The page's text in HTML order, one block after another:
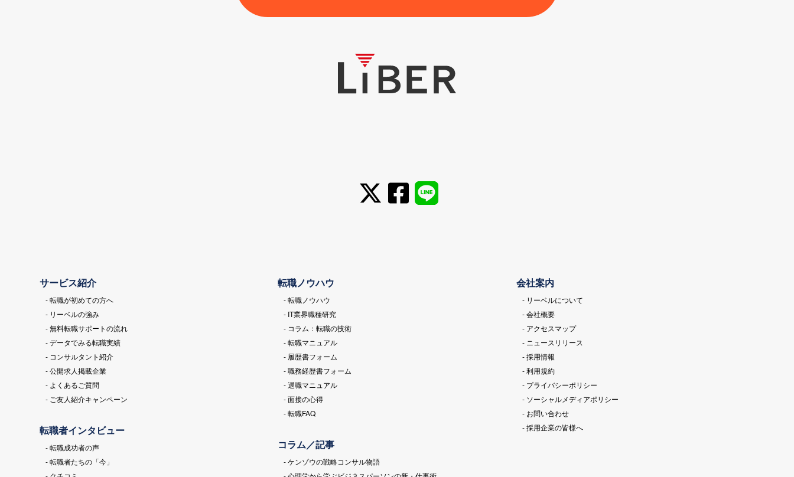
サービス紹介
- 転職が初めての方へ
- リーベルの強み
- 無料転職サポートの流れ
- データでみる転職実績
- コンサルタント紹介
- 公開求人掲載企業
- よくあるご質問
- ご友人紹介キャンペーン
転職者インタビュー
- 転職成功者の声
- 転職者たちの「今」
転職ノウハウ
- 転職ノウハウ
- IT業界職種研究
- コラム：転職の技術
- 転職マニュアル
- 履歴書フォーム
- 職務経歴書フォーム
- 退職マニュアル
- 面接の心得
- 転職FAQ
コラム／記事
- ケンゾウの戦略コンサル物語
会社案内
- リーベルについて
- 会社概要
- アクセスマップ
- ニュースリリース
- 採用情報
- 利用規約
- プライバシーポリシー
- ソーシャルメディアポリシー
- お問い合わせ
- 採用企業の皆様へ